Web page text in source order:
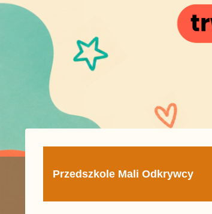
Przedszkole Mali Odkrywcy